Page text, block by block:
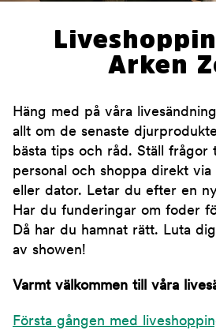
Arken
Häng med på våra
allt om de senaste
bästa tips och råd. Ställ frågor
personal och shoppa direkt
eller dator. Letar du efter en
Har du funderingar om foder
Då har du hamnat rätt. Luta
av showen!
Varmt välkommen till våra
Första gången med